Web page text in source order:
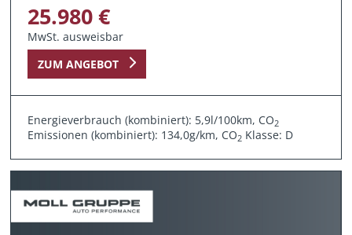
25.980 €
MwSt. ausweisbar
ZUM ANGEBOT
Energieverbrauch (kombiniert): 5,9l/100km, CO2
Emissionen (kombiniert): 134,0g/km, CO2 Klasse: D